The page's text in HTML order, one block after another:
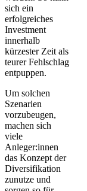
sich ein
erfolgreiches
Investment
innerhalb
kürzester Zeit als
teurer Fehlschlag
entpuppen.
Um solchen
Szenarien
vorzubeugen,
machen sich
viele
Anleger:innen
das Konzept der
Diversifikation
zunutze und